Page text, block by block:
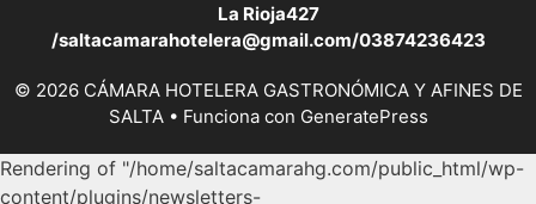
La Rioja427
/saltacamarahotelera@gmail.com/03874236423
© 2026 CÁMARA HOTELERA GASTRONÓMICA Y AFINES DE
SALTA• Funciona con GeneratePress
Rendering of "/home/saltacamarahg.com/public_html/wp-
content/plugins/newsletters-